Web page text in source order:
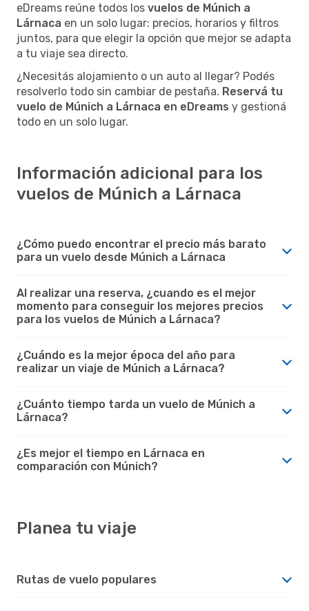
eDreams reúne todos los vuelos de Múnich a
Lárnaca en un solo lugar: precios, horarios y filtros
juntos, para que elegir la opción que mejor se adapta
a tu viaje sea directo.
¿Necesitás alojamiento o un auto al llegar? Podés
resolverlo todo sin cambiar de pestaña. Reservá tu
vuelo de Múnich a Lárnaca en eDreams y gestioná
todo en un solo lugar.
Información adicional para los
vuelos de Múnich a Lárnaca
¿Cómo puedo encontrar el precio más barato
para un vuelo desde Múnich a Lárnaca
Al realizar una reserva, ¿cuando es el mejor
momento para conseguir los mejores precios
para los vuelos de Múnich a Lárnaca?
¿Cuándo es la mejor época del año para
realizar un viaje de Múnich a Lárnaca?
¿Cuánto tiempo tarda un vuelo de Múnich a
Lárnaca?
¿Es mejor el tiempo en Lárnaca en
comparación con Múnich?
Planea tu viaje
Rutas de vuelo populares